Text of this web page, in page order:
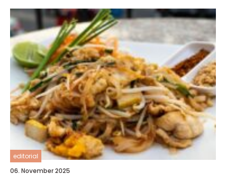
editorial
06. November 2025